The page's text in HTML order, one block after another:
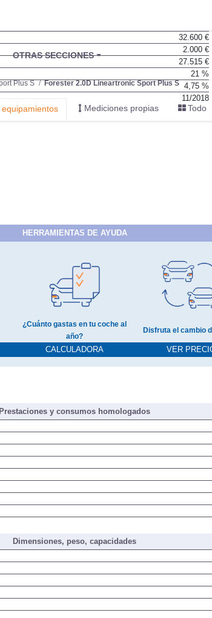
OTRAS SECCIONES
Plus S Forester 2.0D Lineartronic Sport Plus S
Mediciones propias Todo
32.600 €
2.000 €
27.515 €
21 %
4,75 %
11/2018
HERRAMIENTAS DE AYUDA
¿Cuánto gastas en tu coche al
año?
CALCULADORA
Disfruta el cambio
VER
Prestaciones y consumos homologados
Dimensiones, peso, capacidades